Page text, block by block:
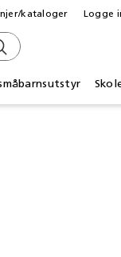
kataloger Logge